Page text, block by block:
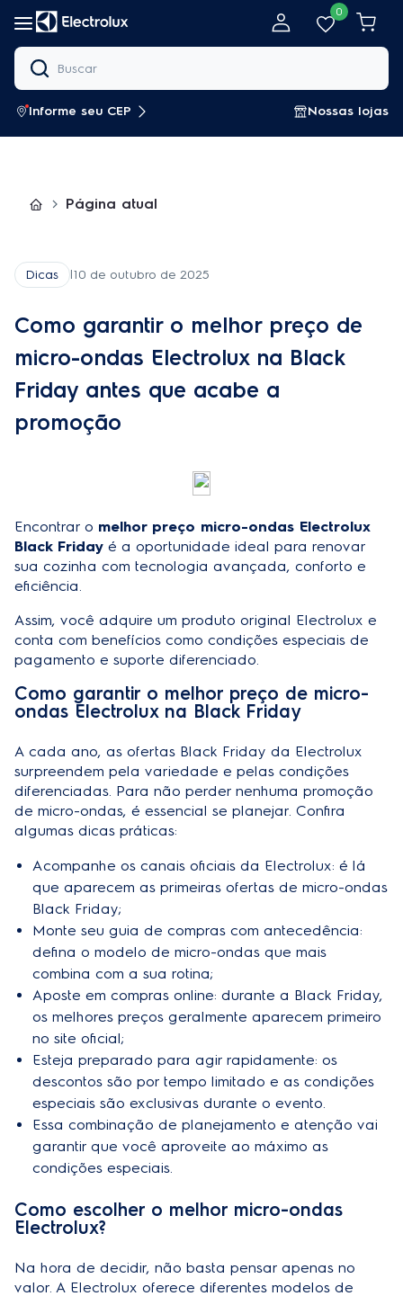
Pular para o conteúdo 0
Informe seu CEP Nossas lojas
Página atual
Dicas |10 de outubro de 2025
Como garantir o melhor preço de
micro-ondas Electrolux na Black
Friday antes que acabe a
promoção
Encontrar o melhor preço micro-ondas Electrolux
Black Friday é a oportunidade ideal para renovar
sua cozinha com tecnologia avançada, conforto e
eficiência.
Assim, você adquire um produto original Electrolux e
conta com benefícios como condições especiais de
pagamento e suporte diferenciado.
Como garantir o melhor preço de micro-
ondas Electrolux na Black Friday
A cada ano, as ofertas Black Friday da Electrolux
surpreendem pela variedade e pelas condições
diferenciadas. Para não perder nenhuma promoção
de micro-ondas, é essencial se planejar. Confira
algumas dicas práticas:
Acompanhe os canais oficiais da Electrolux: é lá
que aparecem as primeiras ofertas de micro-ondas
Black Friday;
Monte seu guia de compras com antecedência:
defina o modelo de micro-ondas que mais
combina com a sua rotina;
Aposte em compras online: durante a Black Friday,
os melhores preços geralmente aparecem primeiro
no site oficial;
Esteja preparado para agir rapidamente: os
descontos são por tempo limitado e as condições
especiais são exclusivas durante o evento.
Essa combinação de planejamento e atenção vai
garantir que você aproveite ao máximo as
condições especiais.
Como escolher o melhor micro-ondas
Electrolux?
Na hora de decidir, não basta pensar apenas no
valor. A Electrolux oferece diferentes modelos de